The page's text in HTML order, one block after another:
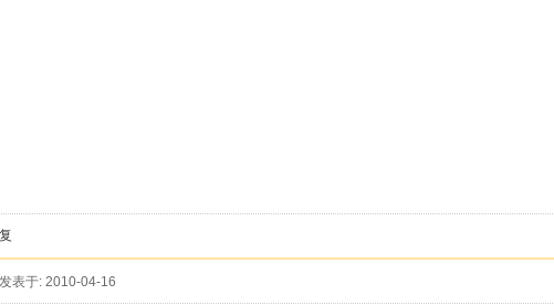
发表于: 2010-04-16